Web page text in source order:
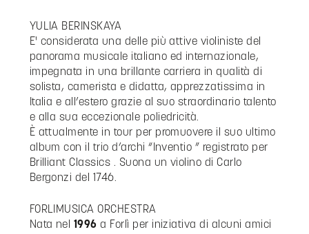
YULIA BERINSKAYA
E' considerata una delle più attive violiniste del
panorama musicale italiano ed internazionale,
impegnata in una brillante carriera in qualità di
solista, camerista e didatta, apprezzatissima in
Italia e all’estero grazie al suo straordinario talento
e alla sua eccezionale poliedricità.
È attualmente in tour per promuovere il suo ultimo
album con il trio d’archi “Inventio ” registrato per
Brilliant Classics . Suona un violino di Carlo
Bergonzi del 1746.
FORLIMUSICA ORCHESTRA
Nata nel 1996 a Forlì per iniziativa di alcuni amici